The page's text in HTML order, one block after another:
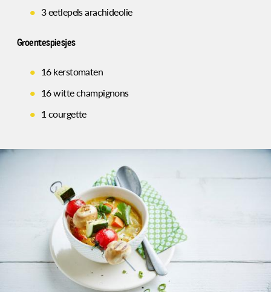
3 eetlepels arachideolie
Groentespiesjes
16 kerstomaten
16 witte champignons
1 courgette